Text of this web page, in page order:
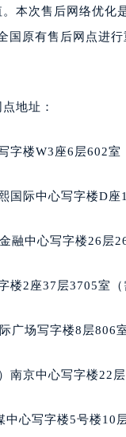
谷中大道998号绿地
11111号华润中心
昌一路7号华贸大厦
128-1号恒力城写字
步行街2号融恒时代
10号华润大厦写字楼
137号亨得利名表服
山路26号时代广场
西路600号富力中心
路57号万科金融中心
本次售后网络优化
国原有售后网点进
地址：
字楼W3座6层602室
国际中心写字楼D座
融中心写字楼26层
楼2座37层3705室（
广场写字楼8层806
南京中心写字楼22
心写字楼5号楼10